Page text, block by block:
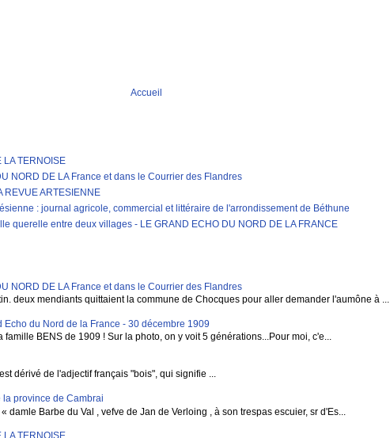
Accueil
LA TERNOISE
NORD DE LA France et dans le Courrier des Flandres
REVUE ARTESIENNE
: journal agricole, commercial et littéraire de l'arrondissement de Béthune
querelle entre deux villages - LE GRAND ECHO DU NORD DE LA FRANCE
NORD DE LA France et dans le Courrier des Flandres
deux mendiants quittaient la commune de Chocques pour aller demander l'aumône à ...
du Nord de la France - 30 décembre 1909
BENS de 1909 ! Sur la photo, on y voit 5 générations...Pour moi, c'e...
dérivé de l'adjectif français "bois", qui signifie ...
la province de Cambrai
Barbe du Val , vefve de Jan de Verloing , à son trespas escuier, sr d'Es...